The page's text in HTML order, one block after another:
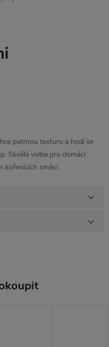
patrnou texturu a hodí se
Skvělá volba pro domácí
kořenících směsí.